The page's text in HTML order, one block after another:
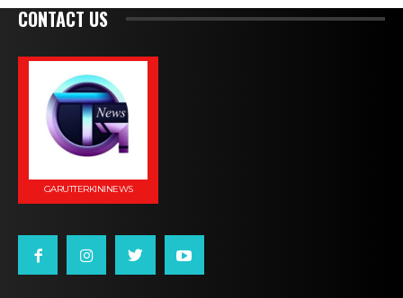
CONTACT US
GARUTTERKININEWS